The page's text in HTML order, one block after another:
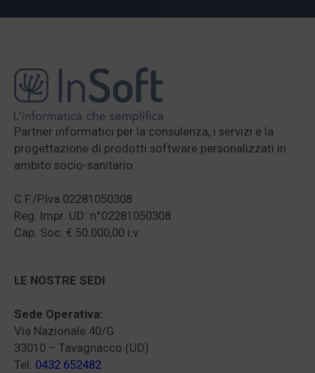
Partner informatici per la consulenza, i servizi e la
progettazione di prodotti software personalizzati in
ambito socio-sanitario.
C.F./P.Iva 02281050308
Reg. Impr. UD: n°02281050308
Cap. Soc: € 50.000,00 i.v.
LE NOSTRE SEDI
Sede Operativa:
Via Nazionale 40/G
33010 – Tavagnacco (UD)
Tel: 0432 652482